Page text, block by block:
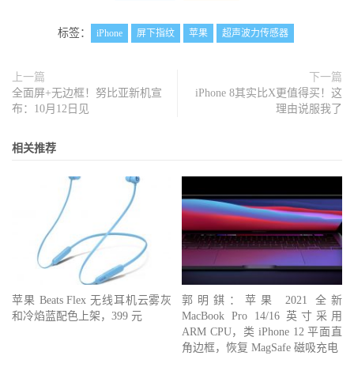
标签： iPhone 屏下指纹 苹果 超声波力传感器
上一篇
全面屏+无边框！努比亚新机宣
布：10月12日见
下一篇
iPhone 8其实比X更值得买！这
理由说服我了
相关推荐
苹果 Beats Flex 无线耳机云雾灰
和冷焰蓝配色上架，399 元
郭明錤：苹果 2021 全新
MacBook Pro 14/16 英寸采用
ARM CPU，类 iPhone 12 平面直
角边框，恢复 MagSafe 磁吸充电